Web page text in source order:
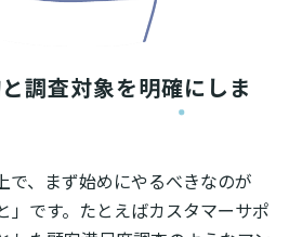
調査対象を明確にしま
で、まず始めにやるべきなのが
」です。たとえばカスタマーサポ